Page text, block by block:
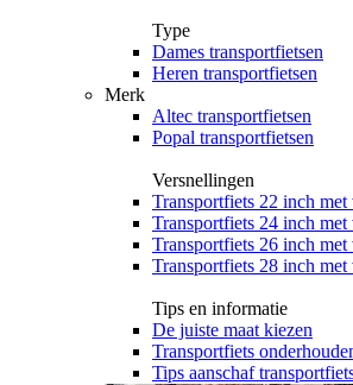
Type
Dames transportfietsen
Heren transportfietsen
Merk
Altec transportfietsen
Popal transportfietsen
Versnellingen
Transportfiets 22 inch met
Transportfiets 24 inch met
Transportfiets 26 inch met
Transportfiets 28 inch met
Tips en informatie
De juiste maat kiezen
Transportfiets
Tips aanschaf